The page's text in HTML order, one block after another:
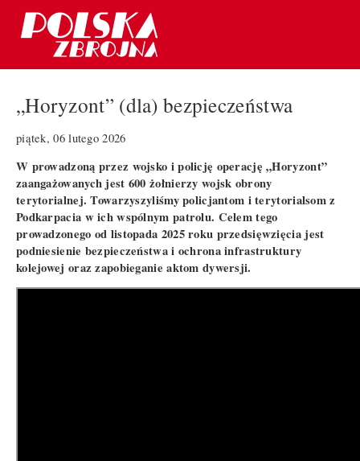
„Horyzont” (dla) bezpieczeństwa
piątek, 06 lutego 2026
W prowadzoną przez wojsko i policję operację „Horyzont”
zaangażowanych jest 600 żołnierzy wojsk obrony
terytorialnej. Towarzyszyliśmy policjantom i terytorialsom z
Podkarpacia w ich wspólnym patrolu. Celem tego
prowadzonego od listopada 2025 roku przedsięwzięcia jest
podniesienie bezpieczeństwa i ochrona infrastruktury
kolejowej oraz zapobieganie aktom dywersji.